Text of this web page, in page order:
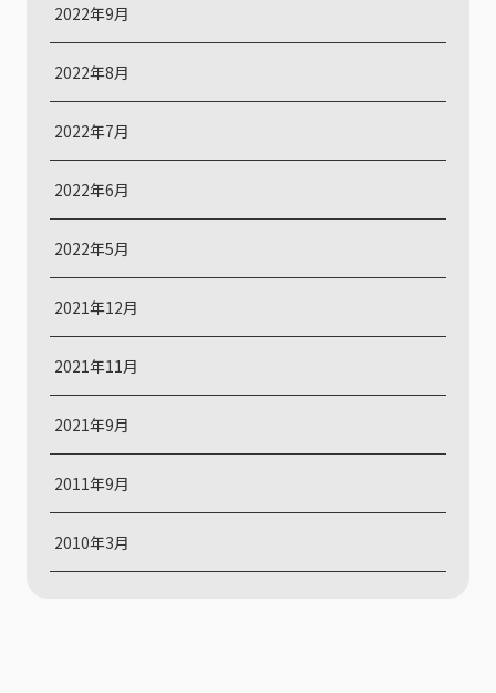
2022年9月
2022年8月
2022年7月
2022年6月
2022年5月
2021年12月
2021年11月
2021年9月
2011年9月
2010年3月